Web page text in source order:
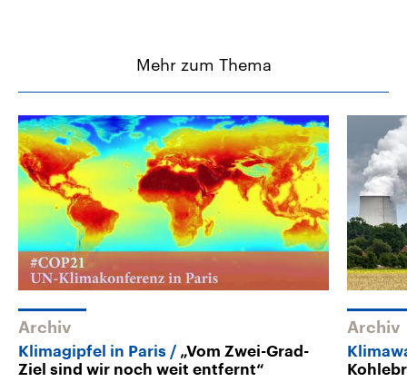
Mehr zum Thema
Archiv
Klimagipfel in Paris
„Vom Zwei-Grad-
Ziel sind wir noch weit entfernt“
Archiv